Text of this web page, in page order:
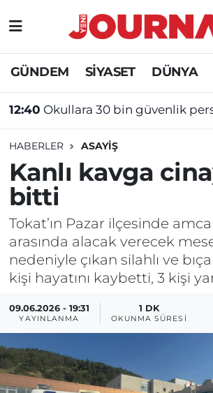
GÜNDEM SİYASET DÜNYA
12:40 Okullara 30 bin güvenlik
HABERLER ASAYİŞ
Kanlı kavga
bitti
Tokat’ın Pazar ilçesinde
arasında alacak verecek
nedeniyle çıkan silahlı ve
kişi hayatını kaybetti, 3 kişi
09.06.2026 - 19:31
YAYINLANMA
1 DK
OKUNMA SÜRESI
GÜNDEM
SİYASET
DÜNYA
EĞİTİM
ÖZEL HABER
Nöbetçi Eczaneler
Hava Durumu
Süper Lig Puan Durumu ve
Tüm Manşetler
Son Dakika Haberleri
Haber Arşivi